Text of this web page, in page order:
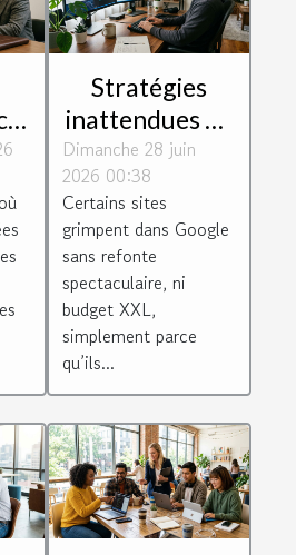
Stratégies
inattendues de
création web
qui boostent
votre
référencement
sans effort
Dimanche 28 juin
2026 00:38
Certains sites
grimpent dans Google
sans refonte
spectaculaire, ni
budget XXL,
simplement parce
qu’ils...